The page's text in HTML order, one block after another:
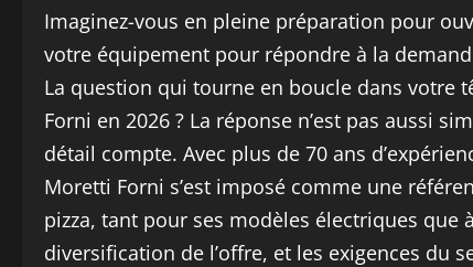
Imaginez-vous en pleine préparation pour
votre équipement pour répondre à la
La question qui tourne en boucle dans votre
Forni en 2026 ? La réponse n’est pas aussi
détail compte. Avec plus de 70 ans
Moretti Forni s’est imposé comme une
pizza, tant pour ses modèles électriques
diversification de l’offre, et les exigences du